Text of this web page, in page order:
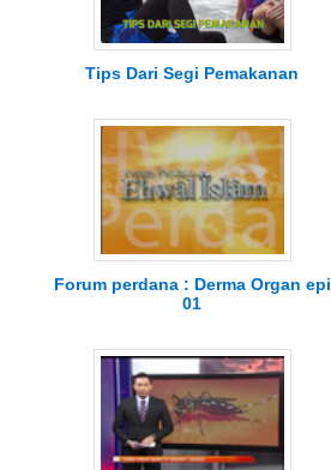
Tips Dari Segi Pemakanan
Forum perdana : Derma Organ epi
01